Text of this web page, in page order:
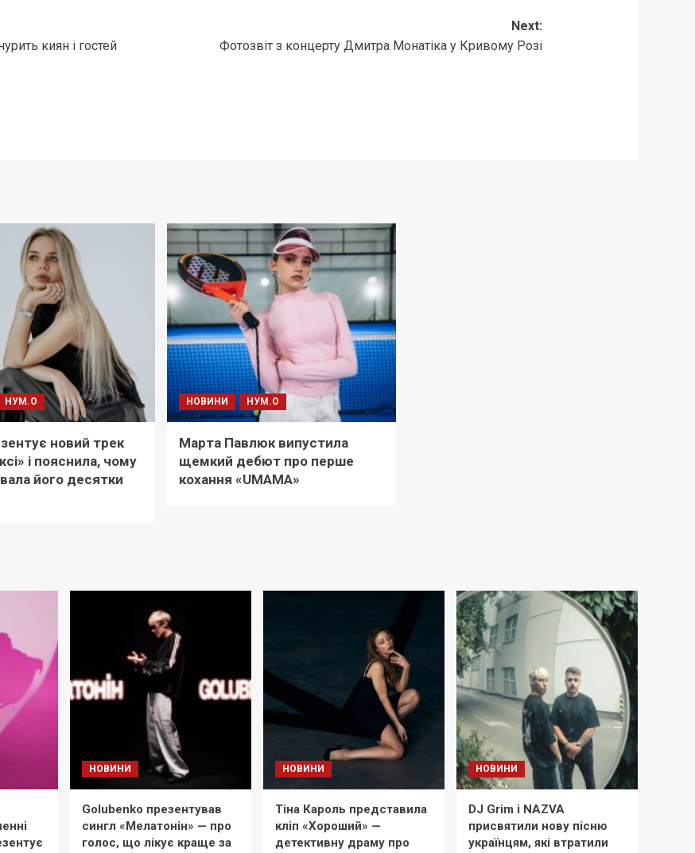
киян і гостей
Next:
Фотозвіт з концерту Дмитра Монатіка у Кривому Розі
НУМ.О
новий трек
і пояснила, чому
його десятки
НОВИНИ НУМ.О
Марта Павлюк випустила
щемкий дебют про перше
кохання «UМАМА»
НОВИНИ
Golubenko презентував
сингл «Мелатонін» — про
голос, що лікує краще за
НОВИНИ
Тіна Кароль представила
кліп «Хороший» —
детективну драму про
НОВИНИ
DJ Grim і NAZVA
присвятили нову пісню
українцям, які втратили